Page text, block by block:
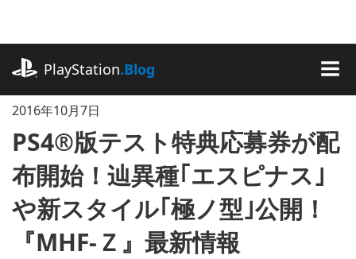
に
キ
ッ
プ
PlayStation.Blog
2016年10月7日
PS4®版テスト特典応募券が配
布開始！辿異種｢エスピナス｣
や新スタイル｢極ノ型｣公開！
『MHF-Ｚ』最新情報